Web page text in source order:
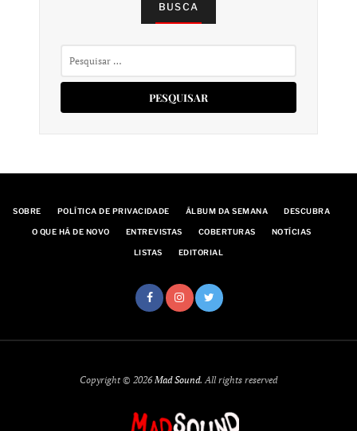
BUSCA
SOBRE POLÍTICA DE PRIVACIDADE ÁLBUM DA SEMANA DESCUBRA
O QUE HÁ DE NOVO ENTREVISTAS COBERTURAS NOTÍCIAS
LISTAS EDITORIAL
Copyright © 2026Mad Sound. All rights reserved